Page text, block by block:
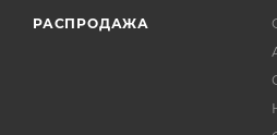
РАСПРОДАЖА